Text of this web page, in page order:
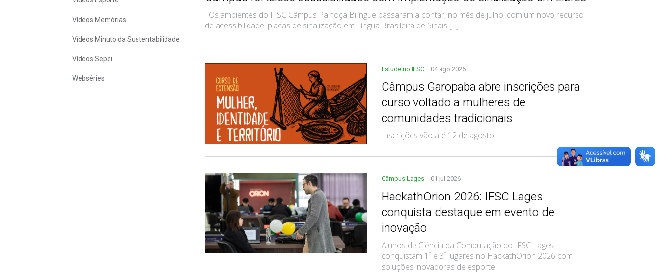
Vídeos Memórias
Vídeos Minuto da Sustentabilidade
Vídeos Sepei
Webséries
Os ambientes do IFSC Câmpus Palhoça Bilíngue passaram a contar, no mês de julho, com um novo recurso
de acessibilidade: placas de sinalização em Língua Brasileira de Sinais [...]
Estude no IFSC 04 ago 2026
Câmpus Garopaba abre inscrições para
curso voltado a mulheres de
comunidades tradicionais
Inscrições vão até 12 de agosto
Câmpus Lages 01 jul 2026
HackathOrion 2026: IFSC Lages
conquista destaque em evento de
inovação
Alunos de Ciência da Computação do IFSC Lages
conquistam 1º e 3º lugares no HackathOrion 2026 com
soluções inovadoras de esporte